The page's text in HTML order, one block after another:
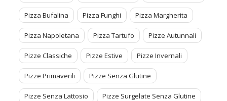
Pizza Bufalina Pizza Funghi Pizza Margherita
Pizza Napoletana Pizza Tartufo Pizze Autunnali
Pizze Classiche Pizze Estive Pizze Invernali
Pizze Primaverili Pizze Senza Glutine
Pizze Senza Lattosio Pizze Surgelate Senza Glutine